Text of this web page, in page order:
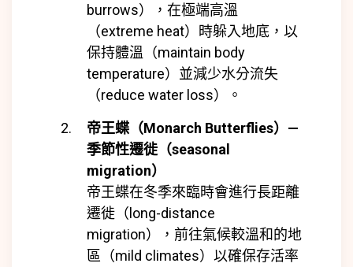
burrows），在極端高溫
（extreme heat）時躲入地底，以
保持體溫（maintain body
temperature）並減少水分流失
（reduce water loss）。
帝王蝶（Monarch Butterflies）—
季節性遷徙（seasonal
migration）
帝王蝶在冬季來臨時會進行長距離
遷徙（long-distance
migration），前往氣候較溫和的地
區（mild climates）以確保存活率